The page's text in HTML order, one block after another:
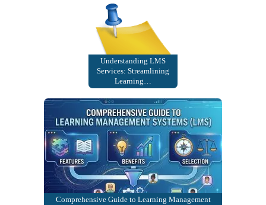
Understanding LMS
Services: Streamlining
Learning…
Comprehensive Guide to Learning Management